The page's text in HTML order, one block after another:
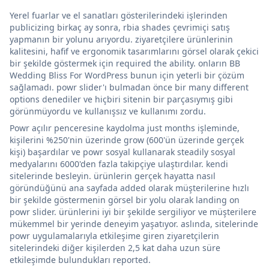
Yerel fuarlar ve el sanatları gösterilerindeki işlerinden
publicizing birkaç ay sonra, rbia shades çevrimiçi satış
yapmanın bir yolunu arıyordu. ziyaretçilere ürünlerinin
kalitesini, hafif ve ergonomik tasarımlarını görsel olarak çekici
bir şekilde göstermek için required the ability. onların BB
Wedding Bliss For WordPress bunun için yeterli bir çözüm
sağlamadı. powr slider'ı bulmadan önce bir many different
options denediler ve hiçbiri sitenin bir parçasıymış gibi
görünmüyordu ve kullanışsız ve kullanımı zordu.
Powr açılır penceresine kaydolma just months işleminde,
kişilerini %250'nin üzerinde grow (600'ün üzerinde gerçek
kişi) başardılar ve powr sosyal kullanarak steadily sosyal
medyalarını 6000'den fazla takipçiye ulaştırdılar. kendi
sitelerinde besleyin. ürünlerin gerçek hayatta nasıl
göründüğünü ana sayfada added olarak müşterilerine hızlı
bir şekilde göstermenin görsel bir yolu olarak landing on
powr slider. ürünlerini iyi bir şekilde sergiliyor ve müşterilere
mükemmel bir yerinde deneyim yaşatıyor. aslında, sitelerinde
powr uygulamalarıyla etkileşime giren ziyaretçilerin
sitelerindeki diğer kişilerden 2,5 kat daha uzun süre
etkileşimde bulundukları reported.